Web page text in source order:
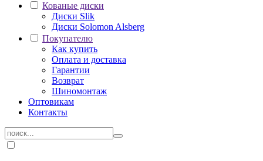
Кованые диски
Диски Slik
Диски Solomon Alsberg
Покупателю
Как купить
Оплата и доставка
Гарантии
Возврат
Шиномонтаж
Оптовикам
Контакты